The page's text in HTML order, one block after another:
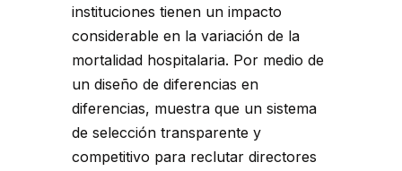
instituciones tienen un impacto
considerable en la variación de la
mortalidad hospitalaria. Por medio de
un diseño de diferencias en
diferencias, muestra que un sistema
de selección transparente y
competitivo para reclutar directores